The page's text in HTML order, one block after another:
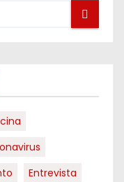
Entrevista